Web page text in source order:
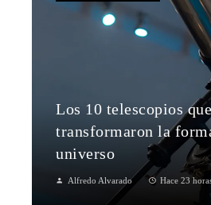
Los 10 telescopios que
transformaron la
universo
Alfredo Alvarado Hace 23